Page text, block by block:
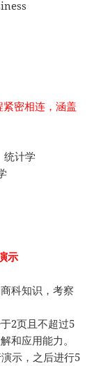
密相连，涵盖
统计学
示
科知识，考察
2页且不超过5
和应用能力。
示，之后进行5